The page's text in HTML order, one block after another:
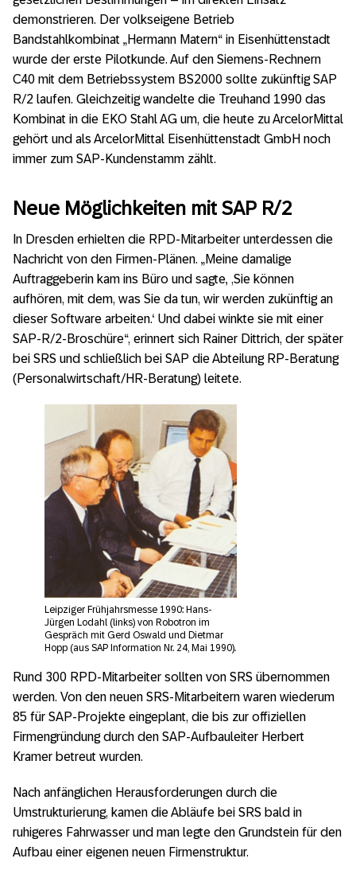
demonstrieren. Der volkseigene Betrieb
Bandstahlkombinat „Hermann Matern“ in Eisenhüttenstadt
wurde der erste Pilotkunde. Auf den Siemens-Rechnern
C40 mit dem Betriebssystem BS2000 sollte zukünftig SAP
R/2 laufen. Gleichzeitig wandelte die Treuhand 1990 das
Kombinat in die EKO Stahl AG um, die heute zu ArcelorMittal
gehört und als ArcelorMittal Eisenhüttenstadt GmbH noch
immer zum SAP-Kundenstamm zählt.
Neue Möglichkeiten mit SAP R/2
In Dresden erhielten die RPD-Mitarbeiter unterdessen die
Nachricht von den Firmen-Plänen. „Meine damalige
Auftraggeberin kam ins Büro und sagte‚ ,Sie können
aufhören, mit dem, was Sie da tun, wir werden zukünftig an
dieser Software arbeiten.‘ Und dabei winkte sie mit einer
SAP-R/2-Broschüre“, erinnert sich Rainer Dittrich, der später
bei SRS und schließlich bei SAP die Abteilung RP-Beratung
(Personalwirtschaft/HR-Beratung) leitete.
Leipziger Frühjahrsmesse 1990: Hans-
Jürgen Lodahl (links) von Robotron im
Gespräch mit Gerd Oswald und Dietmar
Hopp (aus SAP Information Nr. 24, Mai 1990).
Rund 300 RPD-Mitarbeiter sollten von SRS übernommen
werden. Von den neuen SRS-Mitarbeitern waren wiederum
85 für SAP-Projekte eingeplant, die bis zur offiziellen
Firmengründung durch den SAP-Aufbauleiter Herbert
Kramer betreut wurden.
Nach anfänglichen Herausforderungen durch die
Umstrukturierung, kamen die Abläufe bei SRS bald in
ruhigeres Fahrwasser und man legte den Grundstein für den
Aufbau einer eigenen neuen Firmenstruktur.